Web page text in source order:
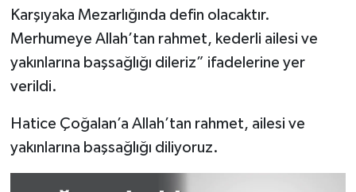
Karşıyaka Mezarlığında defin olacaktır.
Merhumeye Allah’tan rahmet, kederli ailesi ve
yakınlarına başsağlığı dileriz” ifadelerine yer
verildi.
Hatice Çoğalan’a Allah’tan rahmet, ailesi ve
yakınlarına başsağlığı diliyoruz.